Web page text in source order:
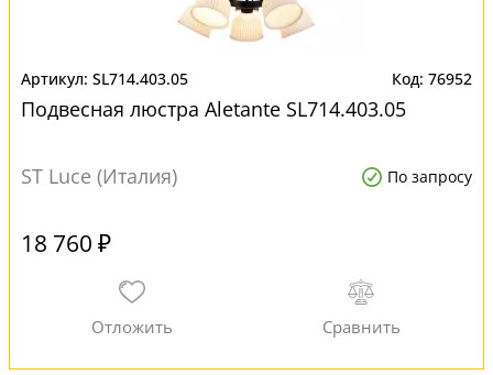
SL714.403.05 76952
Подвесная люстра Aletante SL714.403.05
ST Luce (Италия) По запросу
18 760 ₽